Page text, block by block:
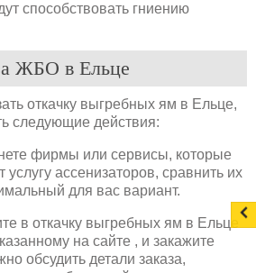
способствовать гниению
ЖБО в Ельце
откачку выгребных ям в Ельце,
следующие действия:
фирмы или сервисы, которые
услугу ассенизаторов, сравнить их
для вас вариант.
в откачку выгребных ям в Ельце
на сайте , и закажите
обсудить детали заказа,